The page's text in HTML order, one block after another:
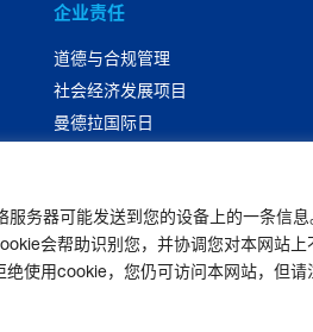
务器可能发送到您的设备上的一条信
会帮助识别您，并协调您对本网站
使用cookie，您仍可访问本网站，但
企业责任
道德与合规管理
社会经济发展项目
曼德拉国际日
|官网免责声明|版权声明 |隐私声明|
非经营性-粤网药信备字〔2026〕第
|
粤ICP备19080705号-2